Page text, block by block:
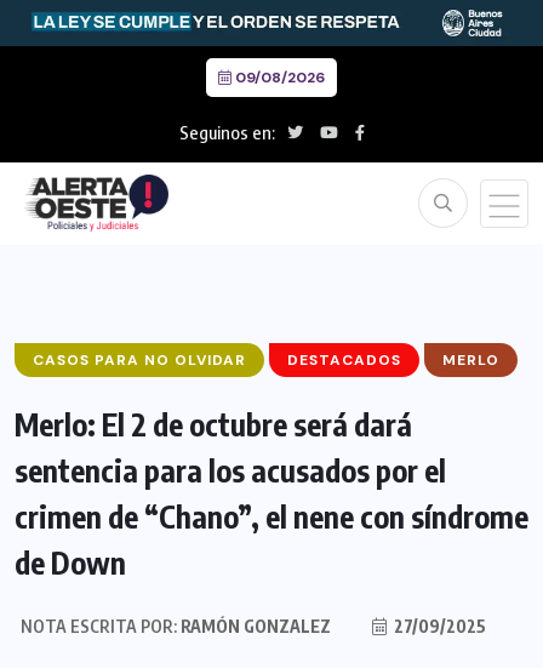
09/08/2026
Seguinos en:
CASOS PARA NO OLVIDAR DESTACADOS MERLO
Merlo: El 2 de octubre será dará
sentencia para los acusados por el
crimen de “Chano”, el nene con síndrome
de Down
NOTA ESCRITA POR: RAMÓN GONZALEZ 27/09/2025